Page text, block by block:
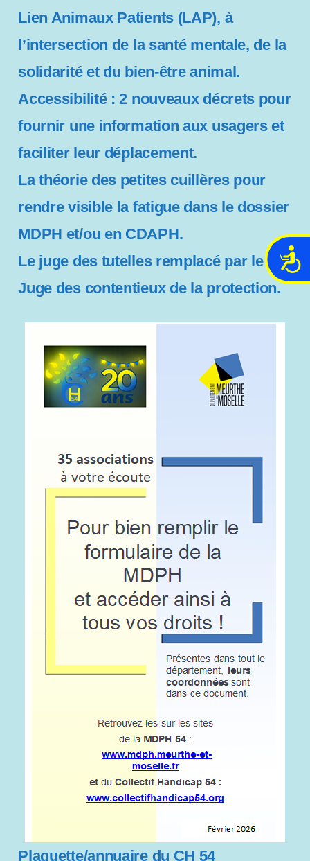
A
c
s
Lien Animaux Patients (LAP), à
l’intersection de la santé mentale, de la
solidarité et du bien-être animal.
Accessibilité : 2 nouveaux décrets pour
fournir une information aux usagers et
faciliter leur déplacement.
La théorie des petites cuillères pour
rendre visible la fatigue dans le dossier
MDPH et/ou en CDAPH.
Le juge des tutelles remplacé par le
Juge des contentieux de la protection.
Plaquette/annuaire du CH 54